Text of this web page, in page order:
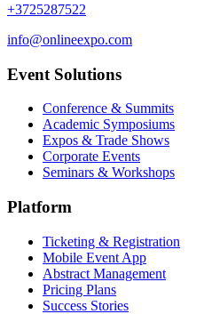
+3725287522
info@onlineexpo.com
Event Solutions
Conference & Summits
Academic Symposiums
Expos & Trade Shows
Corporate Events
Seminars & Workshops
Platform
Ticketing & Registration
Mobile Event App
Abstract Management
Pricing Plans
Success Stories